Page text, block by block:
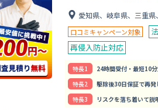
愛知県、岐阜県、三重
口コミキャンペーン対象
再侵入防止対応
特⻑1
24時間受付・最短10
特⻑2
駆除後30日保証で再
特⻑3
リスクを落ち着いて説